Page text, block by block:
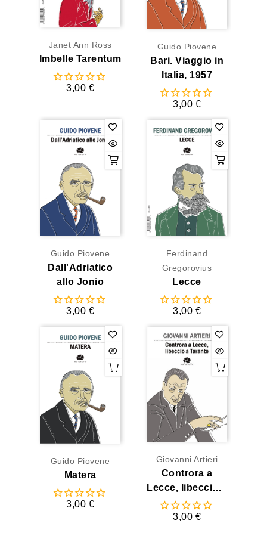
Janet Ann Ross
Imbelle Tarentum
3,00 €
Guido Piovene
Bari. Viaggio in
Italia, 1957
3,00 €
Guido Piovene
Dall'Adriatico
allo Jonio
3,00 €
Ferdinand
Gregorovius
Lecce
3,00 €
Guido Piovene
Matera
3,00 €
Giovanni Artieri
Controra a
Lecce, libeccio a
Taranto
3,00 €